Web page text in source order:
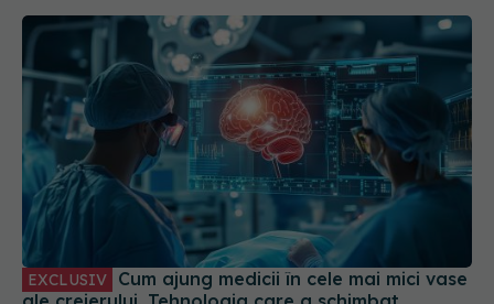
EXCLUSIV
ale creierului. Tehnologia care a schimbat
tratamentul bolilor neurologice